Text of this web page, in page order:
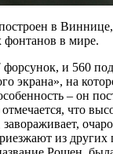
в
в мире.
и 560
экрана», на
– он
что
из